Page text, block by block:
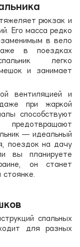
рюкзак и
Его масса редко
в вело
в поездках
легко
и занимает
вентиляцией и
при жаркой
способствуют
предотвращают
— идеальный
поездок на дачу
вы планируете
он станет
спальных
для разных